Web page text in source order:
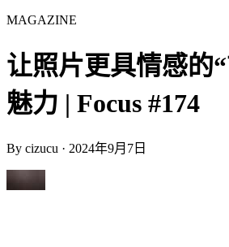
MAGAZINE
让照片更具情感的
魅力 | Focus #174
By cizucu · 2024年9月7日